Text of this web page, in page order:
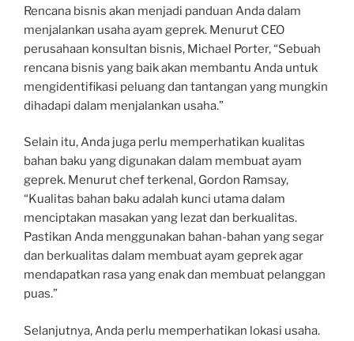
Rencana bisnis akan menjadi panduan Anda dalam
menjalankan usaha ayam geprek. Menurut CEO
perusahaan konsultan bisnis, Michael Porter, “Sebuah
rencana bisnis yang baik akan membantu Anda untuk
mengidentifikasi peluang dan tantangan yang mungkin
dihadapi dalam menjalankan usaha.”
Selain itu, Anda juga perlu memperhatikan kualitas
bahan baku yang digunakan dalam membuat ayam
geprek. Menurut chef terkenal, Gordon Ramsay,
“Kualitas bahan baku adalah kunci utama dalam
menciptakan masakan yang lezat dan berkualitas.
Pastikan Anda menggunakan bahan-bahan yang segar
dan berkualitas dalam membuat ayam geprek agar
mendapatkan rasa yang enak dan membuat pelanggan
puas.”
Selanjutnya, Anda perlu memperhatikan lokasi usaha.